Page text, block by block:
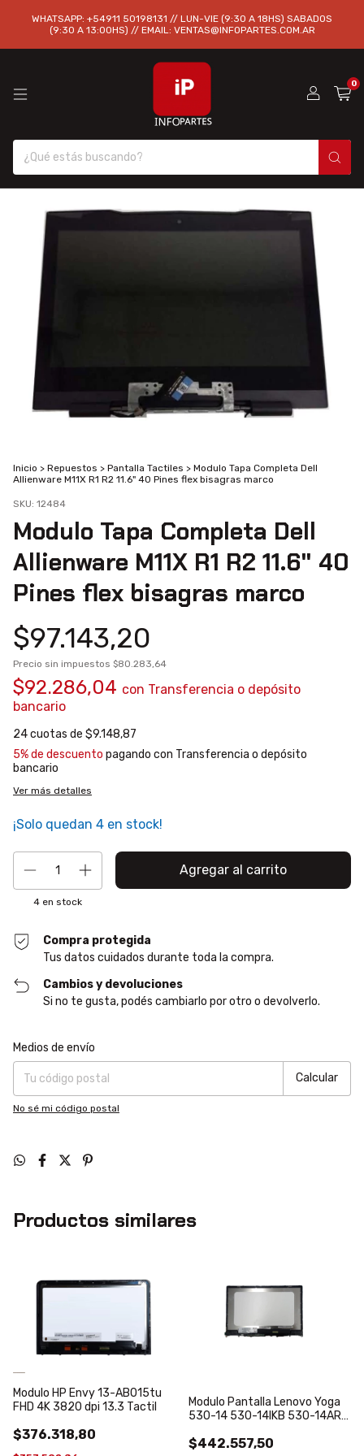
WHATSAPP: +54911 50198131 // LUN-VIE (9:30 A 18HS) SABADOS
(9:30 A 13:00HS) // EMAIL: VENTAS@INFOPARTES.COM.AR
0
Inicio > Repuestos > Pantalla Tactiles > Modulo Tapa Completa Dell
Allienware M11X R1 R2 11.6" 40 Pines flex bisagras marco
SKU: 12484
Modulo Tapa Completa Dell
Allienware M11X R1 R2 11.6" 40
Pines flex bisagras marco
$97.143,20
Precio sin impuestos $80.283,64
$92.286,04 con Transferencia o depósito
bancario
24cuotas de $9.148,87
5% de descuento pagando con Transferencia o depósito
bancario
Ver más detalles
¡Solo quedan 4 en stock!
4 en stock
Compra protegida
Tus datos cuidados durante toda la compra.
Cambios y devoluciones
Si no te gusta, podés cambiarlo por otro o devolverlo.
Entregas para el CP:
Medios de envío
Calcular
No sé mi código postal
Productos similares
Modulo HP Envy 13-AB015tu
FHD 4K 3820 dpi 13.3 Tactil
$376.318,80
Modulo Pantalla Lenovo Yoga
530-14 530-14IKB 530-14ARR
$442.557,50